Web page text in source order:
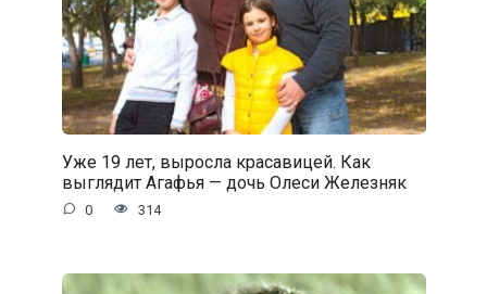
Уже 19 лет, выросла красавицей. Как
выглядит Агафья — дочь Олеси Железняк
0 314